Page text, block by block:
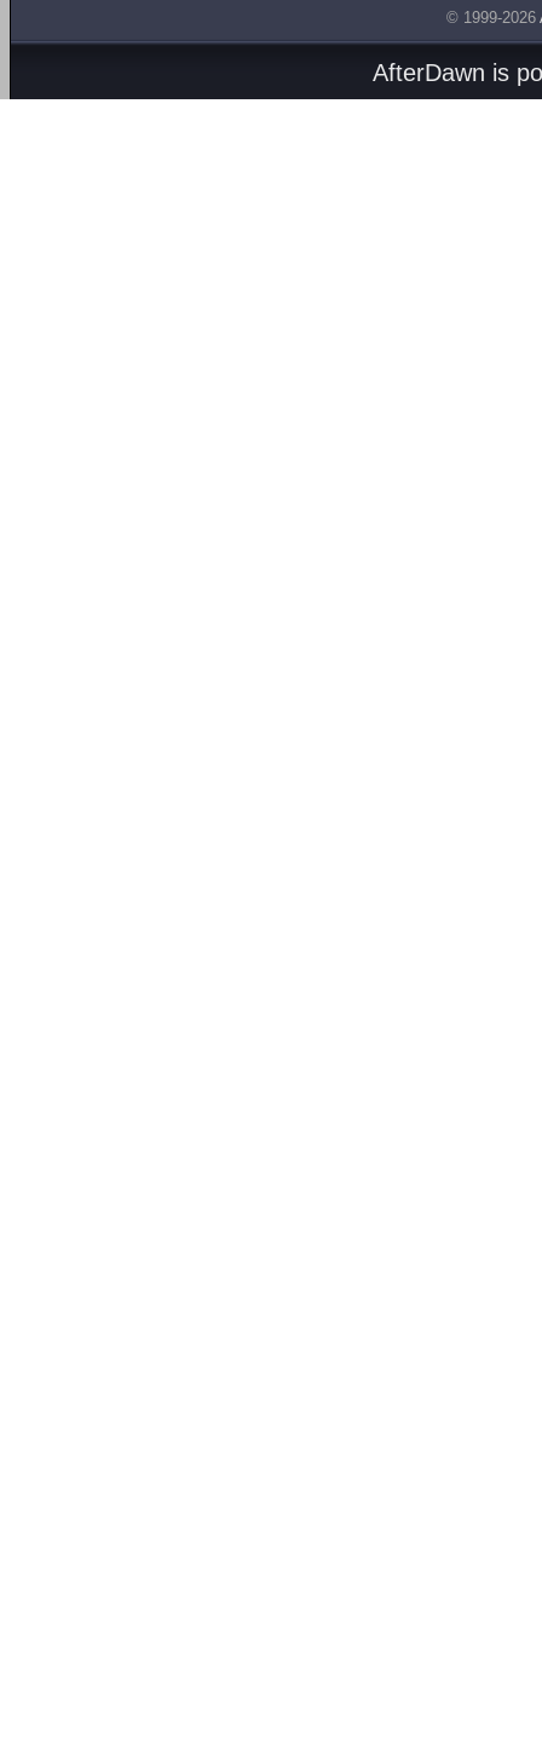
© 1999-2026
AfterDawn is